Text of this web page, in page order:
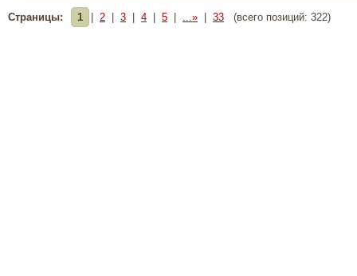
Страницы: 1 2 3 4 5 ...» 33 (всего позиций: 322)